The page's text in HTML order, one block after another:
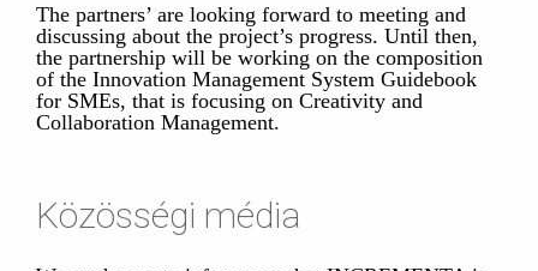
The partners’ are looking forward to meeting and
discussing about the project’s progress. Until then,
the partnership will be working on the composition
of the Innovation Management System Guidebook
for SMEs, that is focusing on Creativity and
Collaboration Management.
Közösségi média